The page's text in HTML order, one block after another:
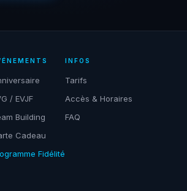
/ EVJF
Building
Cadeau
Fidélité
INFOS
Tarifs
Accès & Horaires
FAQ